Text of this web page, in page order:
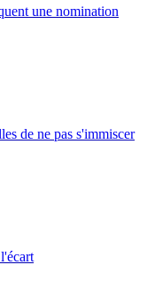
une nomination
de ne pas s'immiscer